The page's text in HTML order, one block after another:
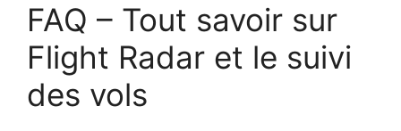
FAQ – Tout savoir sur
Flight Radar et le suivi
des vols